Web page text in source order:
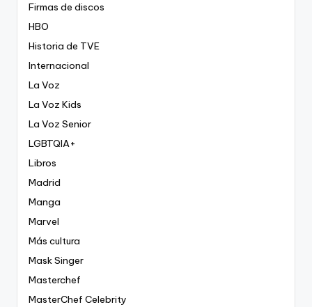
Firmas de discos
HBO
Historia de TVE
Internacional
La Voz
La Voz Kids
La Voz Senior
LGBTQIA+
Libros
Madrid
Manga
Marvel
Más cultura
Mask Singer
Masterchef
MasterChef Celebrity